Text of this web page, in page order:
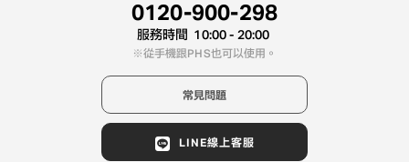
0120-900-298
服務時間 10:00 - 20:00
從手機跟PHS也可以使用。
常見問題
LINE線上客服